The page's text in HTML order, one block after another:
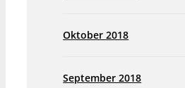
Oktober 2018
September 2018